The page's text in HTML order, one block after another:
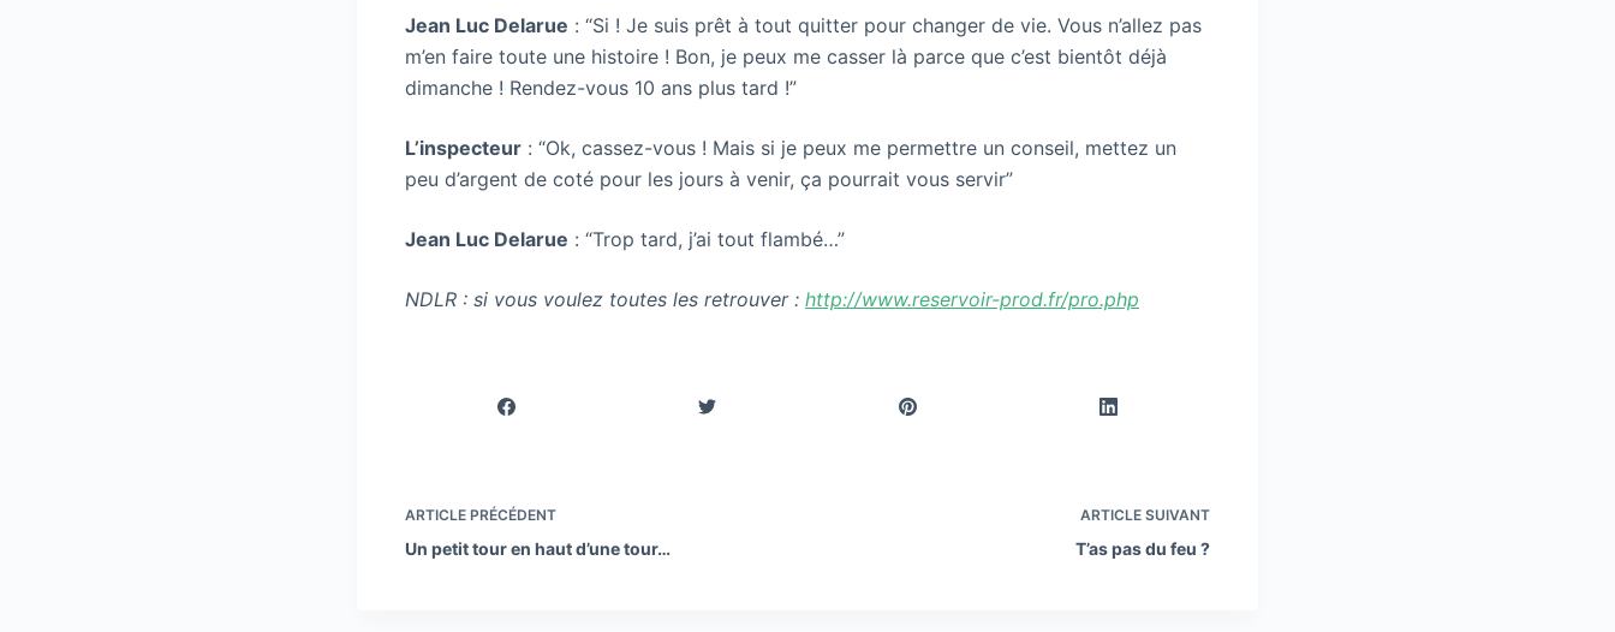
Jean Luc Delarue : “Si ! Je suis prêt à tout quitter pour changer de vie. Vous n’allez pas
m’en faire toute une histoire ! Bon, je peux me casser là parce que c’est bientôt déjà
dimanche ! Rendez-vous 10 ans plus tard !”
L’inspecteur : “Ok, cassez-vous ! Mais si je peux me permettre un conseil, mettez un
peu d’argent de coté pour les jours à venir, ça pourrait vous servir”
Jean Luc Delarue : “Trop tard, j’ai tout flambé…”
NDLR : si vous voulez toutes les retrouver : http://www.reservoir-prod.fr/pro.php
ARTICLE PRÉCÉDENT
Un petit tour en haut d’une tour…
ARTICLE SUIVANT
T’as pas du feu ?